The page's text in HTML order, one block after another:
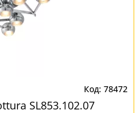
78472
SL853.102.07